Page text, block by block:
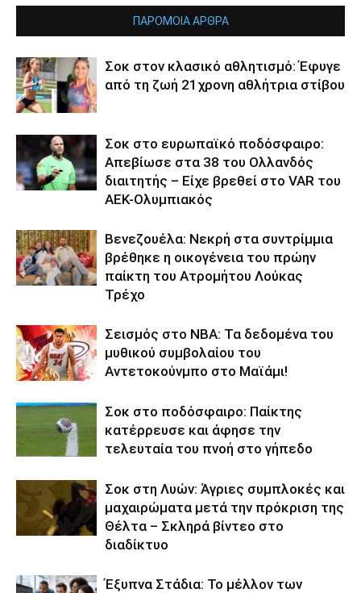
ΠΑΡΟΜΟΙΑ ΑΡΘΡΑ
Σοκ στον κλασικό αθλητισμό: Έφυγε
από τη ζωή 21χρονη αθλήτρια στίβου
Σοκ στο ευρωπαϊκό ποδόσφαιρο:
Απεβίωσε στα 38 του Ολλανδός
διαιτητής – Είχε βρεθεί στο VAR του
ΑΕΚ-Ολυμπιακός
Βενεζουέλα: Νεκρή στα συντρίμμια
βρέθηκε η οικογένεια του πρώην
παίκτη του Ατρομήτου Λούκας
Τρέχο
Σεισμός στο NBA: Τα δεδομένα του
μυθικού συμβολαίου του
Αντετοκούνμπο στο Μαϊάμι!
Σοκ στο ποδόσφαιρο: Παίκτης
κατέρρευσε και άφησε την
τελευταία του πνοή στο γήπεδο
Σοκ στη Λυών: Άγριες συμπλοκές και
μαχαιρώματα μετά την πρόκριση της
Θέλτα – Σκληρά βίντεο στο
διαδίκτυο
Έξυπνα Στάδια: Το μέλλον των